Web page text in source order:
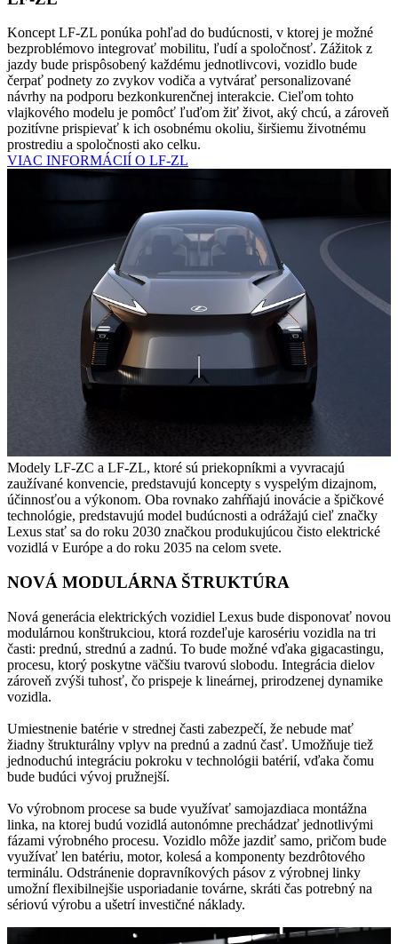
Koncept LF-ZL ponúka pohľad do budúcnosti, v ktorej je možné
bezproblémovo integrovať mobilitu, ľudí a spoločnosť. Zážitok z
jazdy bude prispôsobený každému jednotlivcovi, vozidlo bude
čerpať podnety zo zvykov vodiča a vytvárať personalizované
návrhy na podporu bezkonkurenčnej interakcie. Cieľom tohto
vlajkového modelu je pomôcť ľuďom žiť život, aký chcú, a zároveň
pozitívne prispievať k ich osobnému okoliu, širšiemu životnému
prostrediu a spoločnosti ako celku.
VIAC INFORMÁCIÍ O LF-ZL
Modely LF-ZC a LF-ZL, ktoré sú priekopníkmi a vyvracajú
zaužívané konvencie, predstavujú koncepty s vyspelým dizajnom,
účinnosťou a výkonom. Oba rovnako zahŕňajú inovácie a špičkové
technológie, predstavujú model budúcnosti a odrážajú cieľ značky
Lexus stať sa do roku 2030 značkou produkujúcou čisto elektrické
vozidlá v Európe a do roku 2035 na celom svete.
NOVÁ MODULÁRNA ŠTRUKTÚRA
Nová generácia elektrických vozidiel Lexus bude disponovať novou
modulárnou konštrukciou, ktorá rozdeľuje karosériu vozidla na tri
časti: prednú, strednú a zadnú. To bude možné vďaka gigacastingu,
procesu, ktorý poskytne väčšiu tvarovú slobodu. Integrácia dielov
zároveň zvýši tuhosť, čo prispeje k lineárnej, prirodzenej dynamike
vozidla.
Umiestnenie batérie v strednej časti zabezpečí, že nebude mať
žiadny štrukturálny vplyv na prednú a zadnú časť. Umožňuje tiež
jednoduchú integráciu pokroku v technológii batérií, vďaka čomu
bude budúci vývoj pružnejší.
Vo výrobnom procese sa bude využívať samojazdiaca montážna
linka, na ktorej budú vozidlá autonómne prechádzať jednotlivými
fázami výrobného procesu. Vozidlo môže jazdiť samo, pričom bude
využívať len batériu, motor, kolesá a komponenty bezdrôtového
terminálu. Odstránenie dopravníkových pásov z výrobnej linky
umožní flexibilnejšie usporiadanie továrne, skráti čas potrebný na
sériovú výrobu a ušetrí investičné náklady.